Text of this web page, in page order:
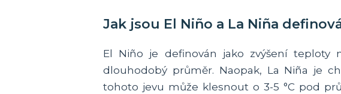
Jak jsou El Niño a La Niña
El Niño je definován jako zvýšení teploty
dlouhodobý průměr. Naopak, La Niña je
tohoto jevu může klesnout o 3-5 °C pod